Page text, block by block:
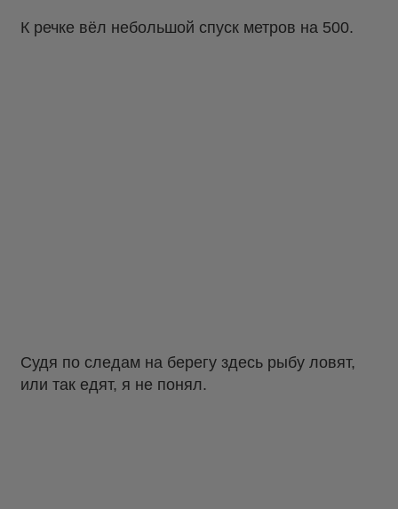
К речке вёл небольшой спуск метров на 500.
Судя по следам на берегу здесь рыбу ловят,
или так едят, я не понял.